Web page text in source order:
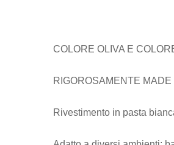
COLORE OLIVA E
RIGOROSAMENTE MADE
Rivestimento in pasta